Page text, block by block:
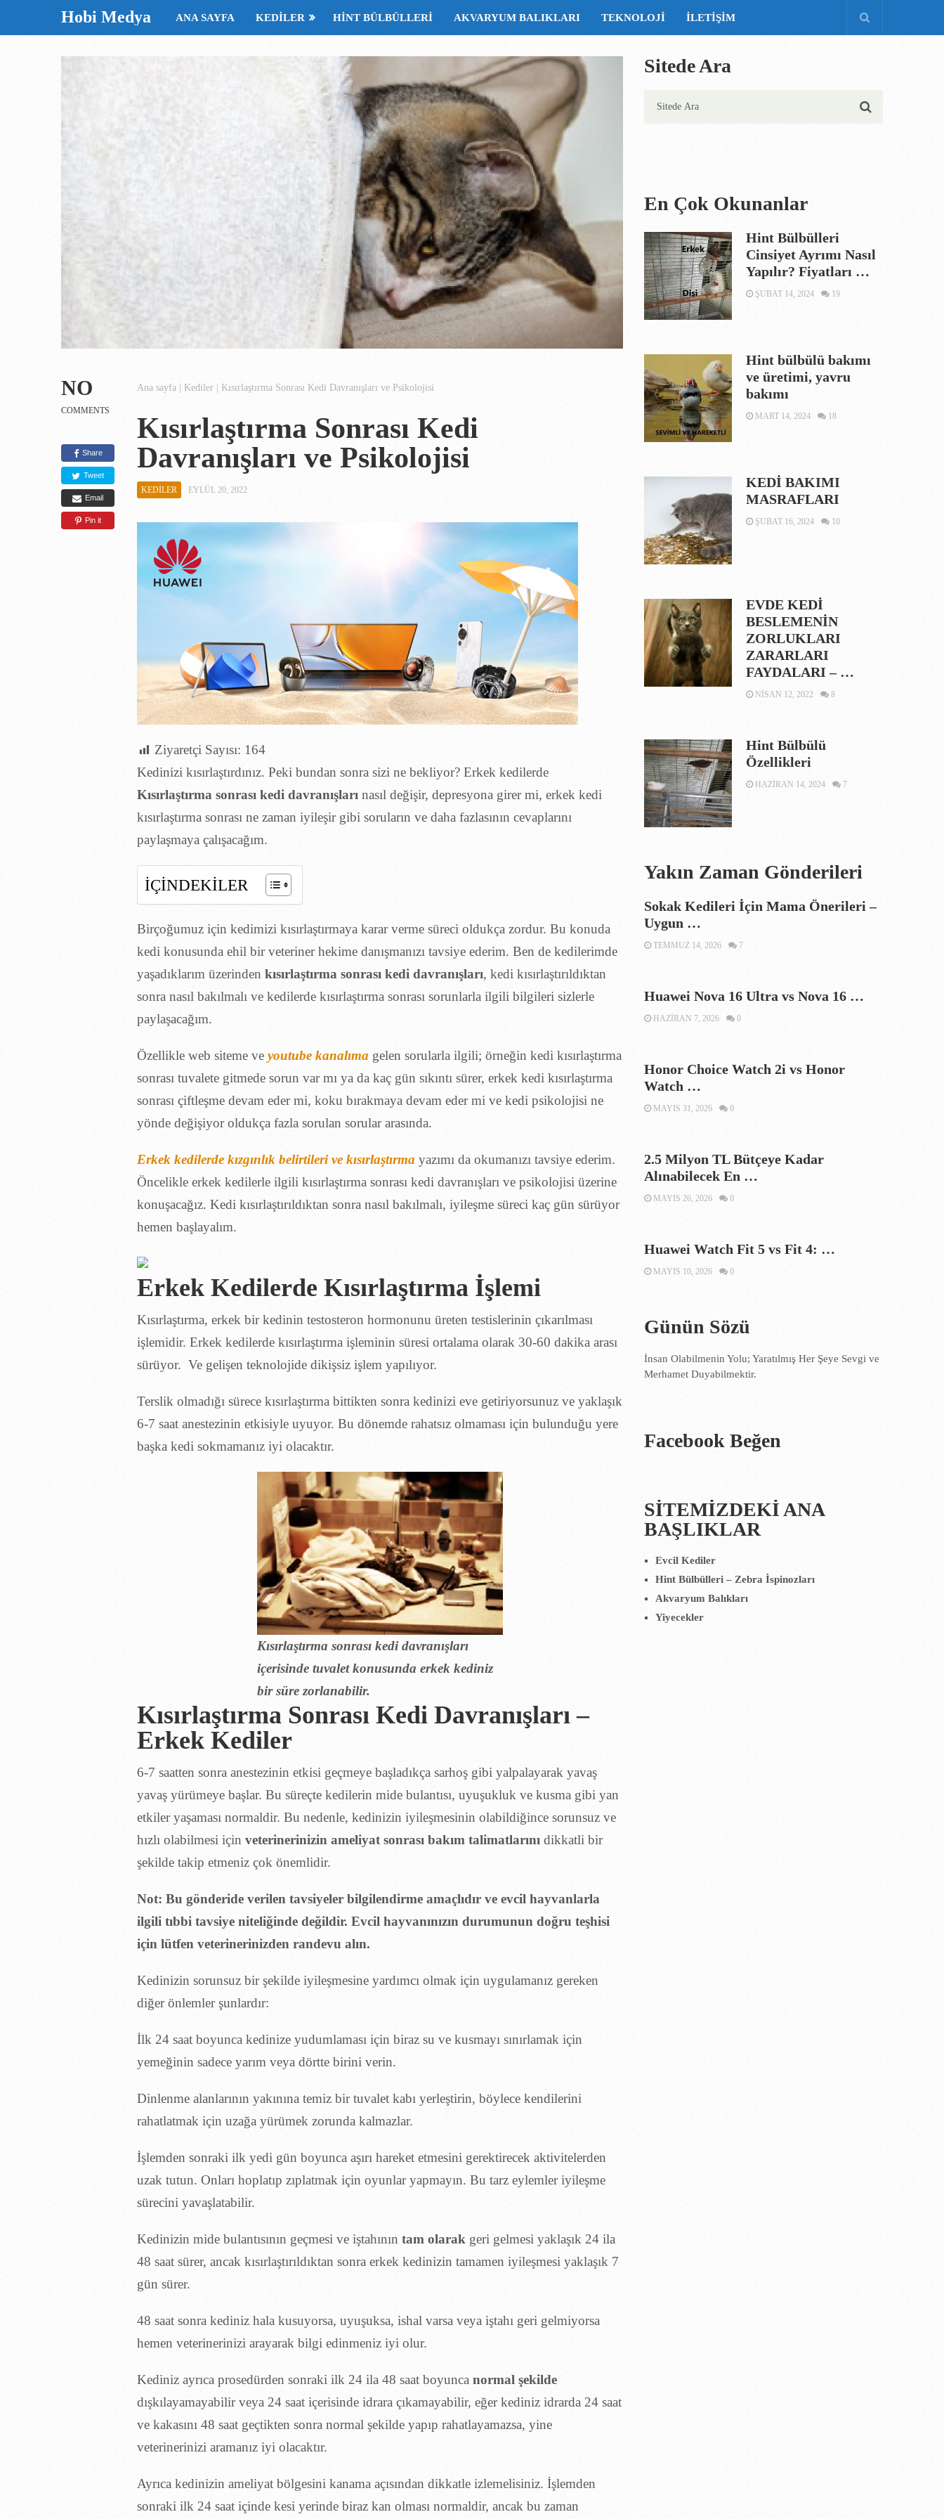
Hobi Medya ANA SAYFA KEDILER HINT BÜLBÜLLERI AKVARYUM BALIKLARI TEKNOLOJI İLETIŞIM
NO
COMMENTS
Share
Tweet
Email
Pin it
Ana sayfa Kediler Kısırlaştırma Sonrası Kedi Davranışları ve Psikolojisi
Kısırlaştırma Sonrası Kedi
Davranışları ve Psikolojisi
KEDILER EYLÜL 20, 2022
Ziyaretçi Sayısı: 164
Kedinizi kısırlaştırdınız. Peki bundan sonra sizi ne bekliyor? Erkek kedilerde
Kısırlaştırma sonrası kedi davranışları nasıl değişir, depresyona girer mi, erkek kedi
kısırlaştırma sonrası ne zaman iyileşir gibi soruların ve daha fazlasının cevaplarını
paylaşmaya çalışacağım.
İÇİNDEKİLER
Birçoğumuz için kedimizi kısırlaştırmaya karar verme süreci oldukça zordur. Bu konuda
kedi konusunda ehil bir veteriner hekime danışmanızı tavsiye ederim. Ben de kedilerimde
yaşadıklarım üzerinden kısırlaştırma sonrası kedi davranışları, kedi kısırlaştırıldıktan
sonra nasıl bakılmalı ve kedilerde kısırlaştırma sonrası sorunlarla ilgili bilgileri sizlerle
paylaşacağım.
Özellikle web siteme ve youtube kanalıma gelen sorularla ilgili; örneğin kedi kısırlaştırma
sonrası tuvalete gitmede sorun var mı ya da kaç gün sıkıntı sürer, erkek kedi kısırlaştırma
sonrası çiftleşme devam eder mi, koku bırakmaya devam eder mi ve kedi psikolojisi ne
yönde değişiyor oldukça fazla sorulan sorular arasında.
Erkek kedilerde kızgınlık belirtileri ve kısırlaştırma yazımı da okumanızı tavsiye ederim.
Öncelikle erkek kedilerle ilgili kısırlaştırma sonrası kedi davranışları ve psikolojisi üzerine
konuşacağız. Kedi kısırlaştırıldıktan sonra nasıl bakılmalı, iyileşme süreci kaç gün sürüyor
hemen başlayalım.
Erkek Kedilerde Kısırlaştırma İşlemi
Kısırlaştırma, erkek bir kedinin testosteron hormonunu üreten testislerinin çıkarılması
işlemidir. Erkek kedilerde kısırlaştırma işleminin süresi ortalama olarak 30-60 dakika arası
sürüyor. Ve gelişen teknolojide dikişsiz işlem yapılıyor.
Terslik olmadığı sürece kısırlaştırma bittikten sonra kedinizi eve getiriyorsunuz ve yaklaşık
6-7 saat anestezinin etkisiyle uyuyor. Bu dönemde rahatsız olmaması için bulunduğu yere
başka kedi sokmamanız iyi olacaktır.
Kısırlaştırma sonrası kedi davranışları
içerisinde tuvalet konusunda erkek kediniz
bir süre zorlanabilir.
Kısırlaştırma Sonrası Kedi Davranışları –
Erkek Kediler
6-7 saatten sonra anestezinin etkisi geçmeye başladıkça sarhoş gibi yalpalayarak yavaş
yavaş yürümeye başlar. Bu süreçte kedilerin mide bulantısı, uyuşukluk ve kusma gibi yan
etkiler yaşaması normaldir. Bu nedenle, kedinizin iyileşmesinin olabildiğince sorunsuz ve
hızlı olabilmesi için veterinerinizin ameliyat sonrası bakım talimatlarını dikkatli bir
şekilde takip etmeniz çok önemlidir.
Not: Bu gönderide verilen tavsiyeler bilgilendirme amaçlıdır ve evcil hayvanlarla
ilgili tıbbi tavsiye niteliğinde değildir. Evcil hayvanınızın durumunun doğru teşhisi
için lütfen veterinerinizden randevu alın.
Kedinizin sorunsuz bir şekilde iyileşmesine yardımcı olmak için uygulamanız gereken
diğer önlemler şunlardır:
İlk 24 saat boyunca kedinize yudumlaması için biraz su ve kusmayı sınırlamak için
yemeğinin sadece yarım veya dörtte birini verin.
Dinlenme alanlarının yakınına temiz bir tuvalet kabı yerleştirin, böylece kendilerini
rahatlatmak için uzağa yürümek zorunda kalmazlar.
İşlemden sonraki ilk yedi gün boyunca aşırı hareket etmesini gerektirecek aktivitelerden
uzak tutun. Onları hoplatıp zıplatmak için oyunlar yapmayın. Bu tarz eylemler iyileşme
sürecini yavaşlatabilir.
Kedinizin mide bulantısının geçmesi ve iştahının tam olarak geri gelmesi yaklaşık 24 ila
48 saat sürer, ancak kısırlaştırıldıktan sonra erkek kedinizin tamamen iyileşmesi yaklaşık 7
gün sürer.
48 saat sonra kediniz hala kusuyorsa, uyuşuksa, ishal varsa veya iştahı geri gelmiyorsa
hemen veterinerinizi arayarak bilgi edinmeniz iyi olur.
Kediniz ayrıca prosedürden sonraki ilk 24 ila 48 saat boyunca normal şekilde
dışkılayamayabilir veya 24 saat içerisinde idrara çıkamayabilir, eğer kediniz idrarda 24 saat
ve kakasını 48 saat geçtikten sonra normal şekilde yapıp rahatlayamazsa, yine
veterinerinizi aramanız iyi olacaktır.
Ayrıca kedinizin ameliyat bölgesini kanama açısından dikkatle izlemelisiniz. İşlemden
sonraki ilk 24 saat içinde kesi yerinde biraz kan olması normaldir, ancak bu zaman
Sitede Ara
En Çok Okunanlar
Hint Bülbülleri
Cinsiyet Ayrımı Nasıl
Yapılır? Fiyatları …
ŞUBAT 14, 2024 19
Hint bülbülü bakımı
ve üretimi, yavru
bakımı
MART 14, 2024 18
KEDİ BAKIMI
MASRAFLARI
ŞUBAT 16, 2024 10
EVDE KEDİ
BESLEMENİN
ZORLUKLARI
ZARARLARI
FAYDALARI – …
NISAN 12, 2022 8
Hint Bülbülü
Özellikleri
HAZIRAN 14, 2024 7
Yakın Zaman Gönderileri
Sokak Kedileri İçin Mama Önerileri –
Uygun …
TEMMUZ 14, 2026 7
Huawei Nova 16 Ultra vs Nova 16 …
HAZIRAN 7, 2026 0
Honor Choice Watch 2i vs Honor
Watch …
MAYIS 31, 2026 0
2.5 Milyon TL Bütçeye Kadar
Alınabilecek En …
MAYIS 26, 2026 0
Huawei Watch Fit 5 vs Fit 4: …
MAYIS 10, 2026 0
Günün Sözü
İnsan Olabilmenin Yolu; Yaratılmış Her Şeye Sevgi ve
Merhamet Duyabilmektir.
Facebook Beğen
SİTEMİZDEKİ ANA
BAŞLIKLAR
Evcil Kediler
Hint Bülbülleri – Zebra İspinozları
Akvaryum Balıkları
Yiyecekler